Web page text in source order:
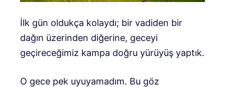
İlk gün oldukça kolaydı; bir vadiden bir
dağın üzerinden diğerine, geceyi
geçireceğimiz kampa doğru yürüyüş yaptık.
O gece pek uyuyamadım. Bu göz